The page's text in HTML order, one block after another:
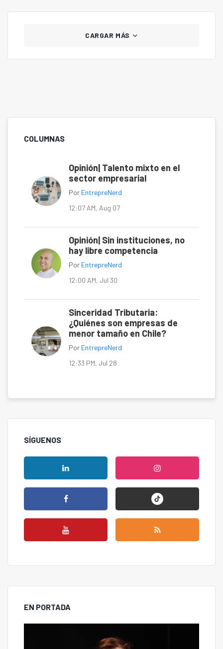
CARGAR MÁS
COLUMNAS
Opinión| Talento mixto en el
sector empresarial
Por EntrepreNerd
12:07 AM, Aug 07
Opinión| Sin instituciones, no
hay libre competencia
Por EntrepreNerd
12:00 AM, Jul 30
Sinceridad Tributaria:
¿Quiénes son empresas de
menor tamaño en Chile?
Por EntrepreNerd
12:33 PM, Jul 28
SÍGUENOS
EN PORTADA